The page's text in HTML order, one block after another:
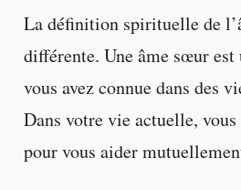
La définition spirituelle de
différente. Une âme sœur est
vous avez connue dans des
Dans votre vie actuelle, vous
pour vous aider